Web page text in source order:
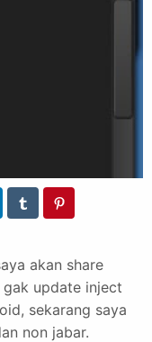
akan share
gak update inject
sekarang saya
non jabar.